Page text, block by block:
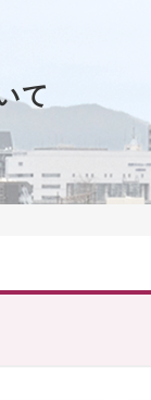
ついて
て